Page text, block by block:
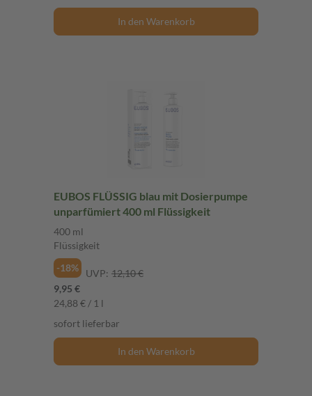
In den Warenkorb
EUBOS FLÜSSIG blau mit Dosierpumpe
unparfümiert 400 ml Flüssigkeit
400 ml
Flüssigkeit
-18%
UVP: 12,10 €
9,95 €
24,88 € / 1 l
sofort lieferbar
In den Warenkorb